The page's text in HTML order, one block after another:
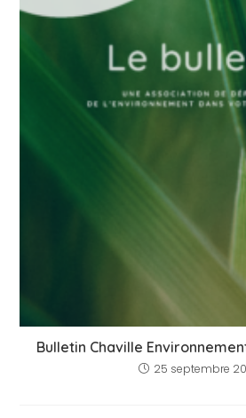
Bulletin Chaville
25 septembre